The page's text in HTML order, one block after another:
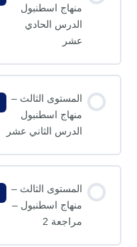
منهاج اسطنبول
الدرس الحادي
عشر
المستوى الثالث –
منهاج اسطنبول
الدرس الثاني عشر
المستوى الثالث –
منهاج اسطنبول –
مراجعة 2